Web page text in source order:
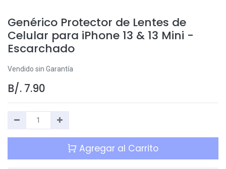
Genérico Protector de Lentes de
Celular para iPhone 13 & 13 Mini -
Escarchado
Vendido sin Garantía
B/. 7.90
Agregar al Carrito